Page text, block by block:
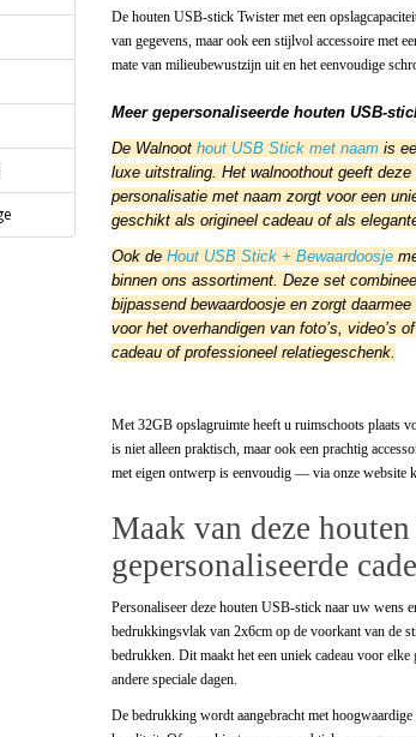
De houten USB-stick Twister met een
van gegevens, maar ook een stijlvol accessoire met
mate van milieubewustzijn uit en het eenvoudige
Meer gepersonaliseerde houten USB-
De Walnoot hout USB Stick met naamis
luxe uitstraling. Het walnoothout geeft
personalisatie met naam zorgt voor een
geschikt als origineel cadeau of als
Ook de Hout USB Stick + Bewaardoosje
binnen ons assortiment. Deze set
bijpassend bewaardoosje en zorgt
voor het overhandigen van foto’s, video’s
cadeau of professioneel relatiegeschenk.
Met 32GB opslagruimte heeft u ruimschoots plaats
is niet alleen praktisch, maar ook een prachtig
met eigen ontwerp is eenvoudig — via onze website
Maak van deze
gepersonaliseerde
Personaliseer deze houten USB-stick naar uw wens
bedrukkingsvlak van 2x6cm op de voorkant van de
bedrukken. Dit maakt het een uniek cadeau voor elke
andere speciale dagen.
De bedrukking wordt aangebracht met